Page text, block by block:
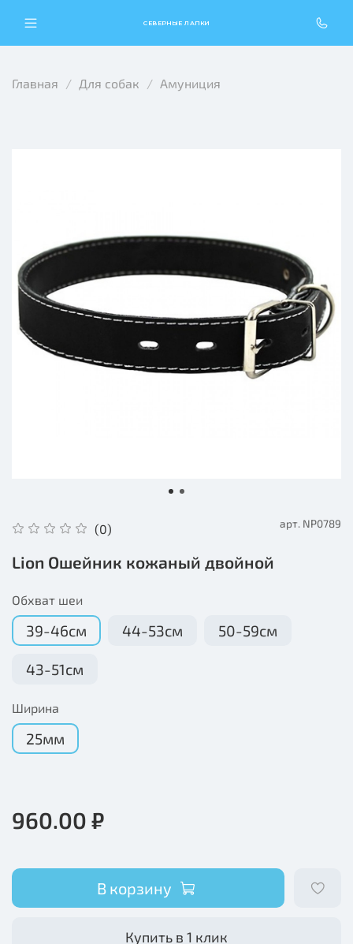
СЕВЕРНЫЕ ЛАПКИ
Главная Для собак Амуниция
(0) арт. NP0789
Lion Ошейник кожаный двойной
Обхват шеи
39-46см 44-53см 50-59см
43-51см
Ширина
25мм
960.00 ₽
В корзину
Купить в 1 клик